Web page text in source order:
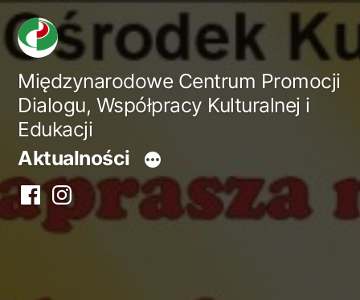
Przejdź
do
treściMiędzynarodowe Centrum Promocji
Dialogu, Współpracy Kulturalnej i
Edukacji
Aktualności
Facebook
centrum
Instagram